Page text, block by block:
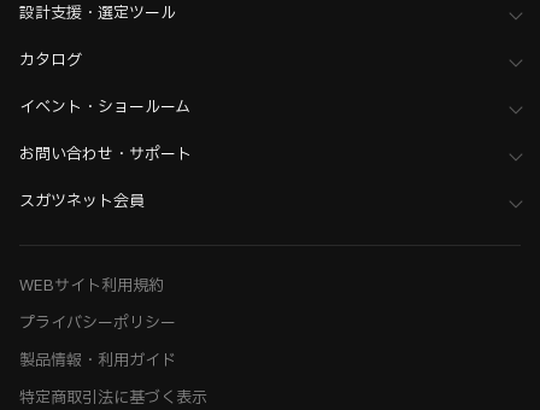
設計支援・選定ツール
カタログ
イベント・ショールーム
お問い合わせ・サポート
スガツネット会員
WEBサイト利用規約
プライバシーポリシー
製品情報・利用ガイド
特定商取引法に基づく表示